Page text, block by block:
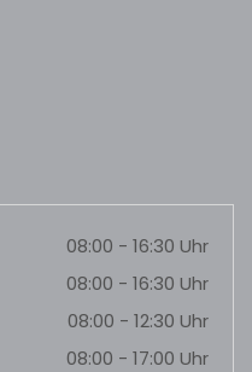
08:00 - 16:30 Uhr
08:00 - 16:30 Uhr
08:00 - 12:30 Uhr
08:00 - 17:00 Uhr